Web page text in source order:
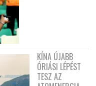
KÍNA ÚJABB
ÓRIÁSI LÉPÉST
TESZ AZ